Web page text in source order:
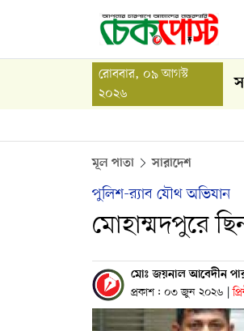
রোববার, ০৯ আগস্ট
২০২৬
মূল পাতা সারাদেশ
পুলিশ-র‍্যাব যৌথ অভিযান
মোহাম্মদপুরে
মোঃ জয়নাল আবেদীন
প্রকাশ : ০৩ জুন ২০২৬ |